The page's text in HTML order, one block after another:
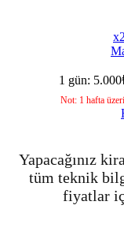
1 gün:
Not: 1 hafta
Yapacağınız
tüm teknik
fiyatlar